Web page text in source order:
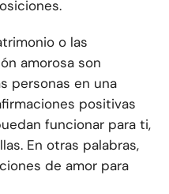
o las
amorosa son
personas en una
positivas
funcionar para ti,
En otras palabras,
de amor para